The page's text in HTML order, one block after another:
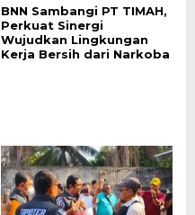
BNN Sambangi PT TIMAH,
Perkuat Sinergi
Wujudkan Lingkungan
Kerja Bersih dari Narkoba